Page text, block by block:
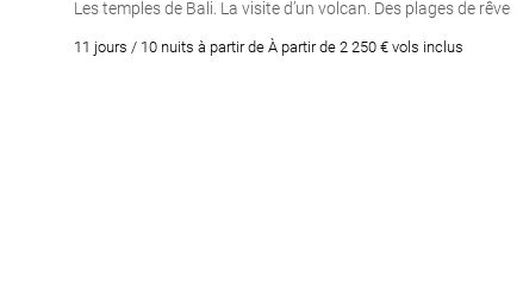
Les temples de Bali. La visite d’un volcan. Des plages de rêve
11 jours / 10 nuits à partir de À partir de 2 250 € vols inclus